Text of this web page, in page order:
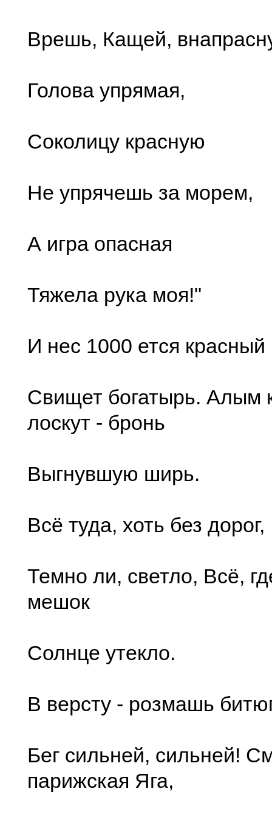
Врешь, Кащей,
Голова упрямая,
Соколицу красную
Не упрячешь за морем,
А игра опасная
Тяжела рука моя!"
И нес 1000 ется красный
Свищет богатырь. Алым
лоскут - бронь
Выгнувшую ширь.
Всё туда, хоть без дорог,
Темно ли, светло, Всё,
мешок
Солнце утекло.
В версту - розмашь
Бег сильней, сильней!
парижская Яга,